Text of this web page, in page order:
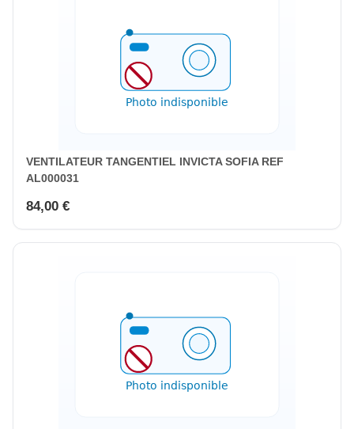
VENTILATEUR TANGENTIEL INVICTA SOFIA REF
AL000031
84,00 €